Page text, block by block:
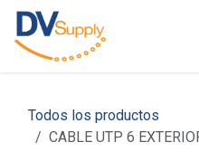
Ir al contenido
Todos los productos
CABLE UTP 6